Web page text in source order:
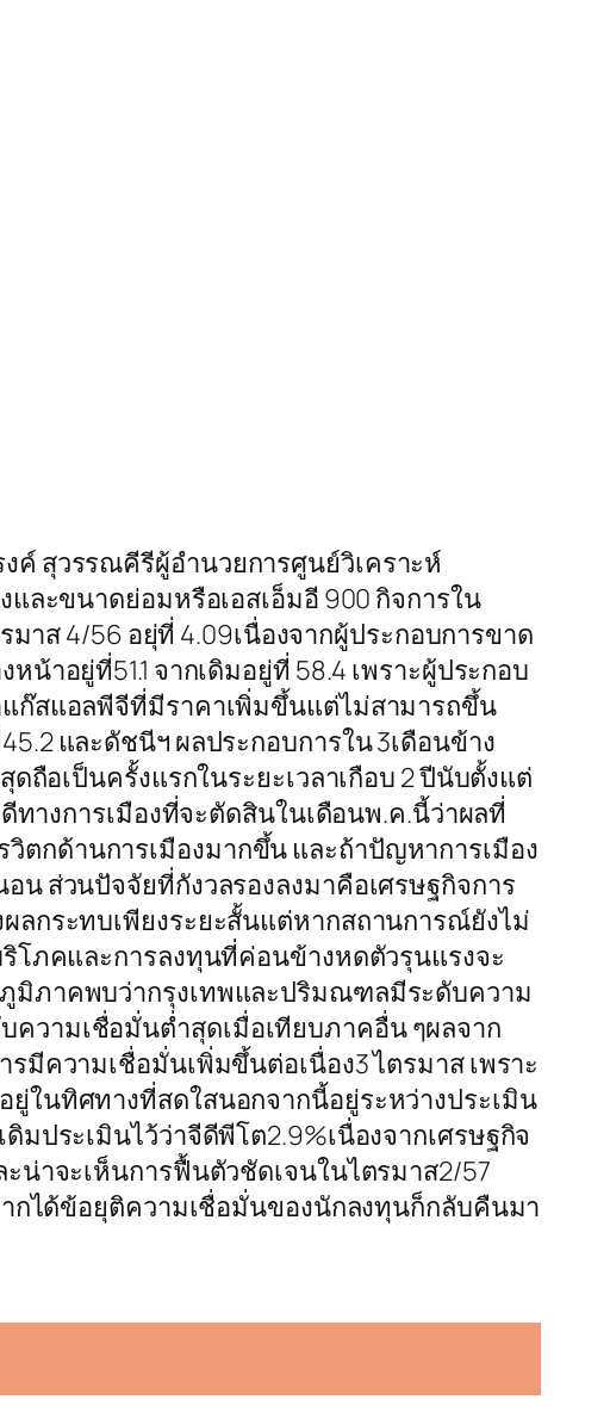
ค์ สุวรรณคีรีผู้อำนวยการศูนย์วิเคราะห์
ละขนาดย่อมหรือเอสเอ็มอี 900 กิจการใน
าส 4/56 อยุ่ที่ 4.09เนื่องจากผู้ประกอบการขาด
าอยู่ที่51.1 จากเดิมอยู่ที่ 58.4 เพราะผู้ประกอบ
ก๊สแอลพีจีที่มีราคาเพิ่มขึ้นแต่ไม่สามารถขึ้น
และดัชนีฯ ผลประกอบการใน 3เดือนข้าง
ถือเป็นครั้งแรกในระยะเวลาเกือบ 2 ปีนับตั้งแต่
ทางการเมืองที่จะตัดสินในเดือนพ.ค.นี้ว่าผลที่
ตกด้านการเมืองมากขึ้น และถ้าปัญหาการเมือง
น ส่วนปัจจัยที่กังวลรองลงมาคือเศรษฐกิจการ
ลกระทบเพียงระยะสั้นแต่หากสถานการณ์ยังไม่
โภคและการลงทุนที่ค่อนข้างหดตัวรุนแรงจะ
มิภาคพบว่ากรุงเทพและปริมณฑลมีระดับความ
วามเชื่อมั่นต่ำสุดเมื่อเทียบภาคอื่น ๆผลจาก
ความเชื่อมั่นเพิ่มขึ้นต่อเนื่อง3 ไตรมาส เพราะ
ในทิศทางที่สดใสนอกจากนี้อยู่ระหว่างประเมิน
มประเมินไว้ว่าจีดีพีโต2.9%เนื่องจากเศรษฐกิจ
น่าจะเห็นการฟื้นตัวชัดเจนในไตรมาส2/57
ากได้ข้อยุติความเชื่อมั่นของนักลงทุนก็กลับคืนมา